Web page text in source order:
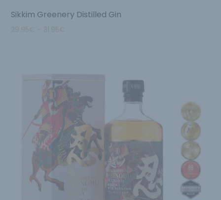
Sikkim Greenery Distilled Gin
29.95€ – 31.95€